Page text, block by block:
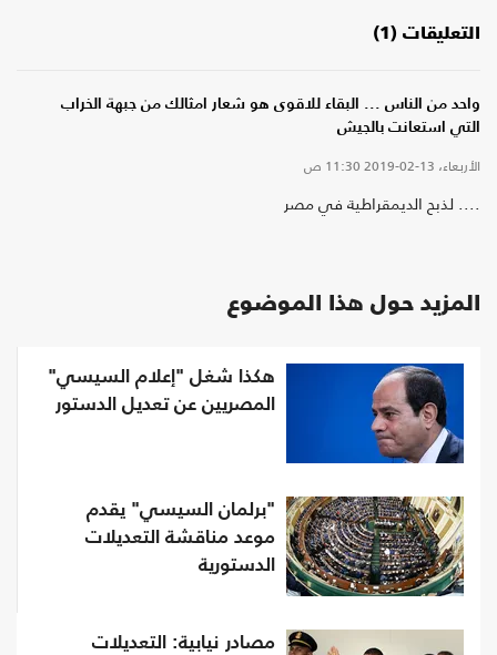
التعليقات (1)
واحد من الناس ... البقاء للاقوى هو شعار امثالك من جبهة الخراب
التي استعانت بالجيش
الأربعاء، 13-02-2019 11:30 ص
.... لذبح الديمقراطية في مصر
المزيد حول هذا الموضوع
هكذا شغل "إعلام السيسي"
المصريين عن تعديل الدستور
"برلمان السيسي" يقدم
موعد مناقشة التعديلات
الدستورية
مصادر نيابية: التعديلات